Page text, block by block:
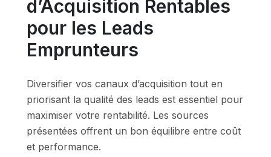
d’Acquisition Rentables
pour les Leads
Emprunteurs
Diversifier vos canaux d’acquisition tout en
priorisant la qualité des leads est essentiel pour
maximiser votre rentabilité. Les sources
présentées offrent un bon équilibre entre coût
et performance.